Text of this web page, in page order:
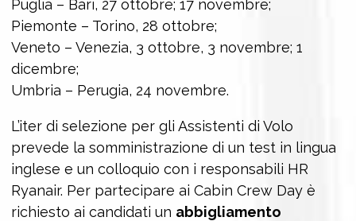
Puglia – Bari, 27 ottobre; 17 novembre;
Piemonte – Torino, 28 ottobre;
Veneto – Venezia, 3 ottobre, 3 novembre; 1
dicembre;
Umbria – Perugia, 24 novembre.
L’iter di selezione per gli Assistenti di Volo
prevede la somministrazione di un test in lingua
inglese e un colloquio con i responsabili HR
Ryanair. Per partecipare ai Cabin Crew Day è
richiesto ai candidati un abbigliamento